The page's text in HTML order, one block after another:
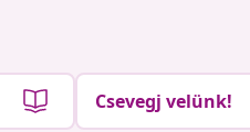
Csevegj velünk!